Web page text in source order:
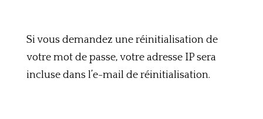
Si vous demandez une réinitialisation de
votre mot de passe, votre adresse IP sera
incluse dans l’e-mail de réinitialisation.